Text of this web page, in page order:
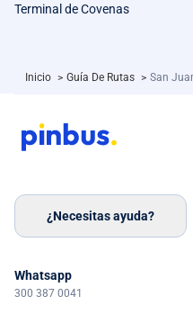
Terminal de Covenas
Inicio > Guía De Rutas > San
¿Necesitas ayuda?
Whatsapp
300 387 0041